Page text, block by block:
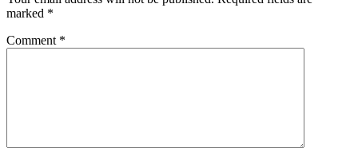
marked *
Comment *